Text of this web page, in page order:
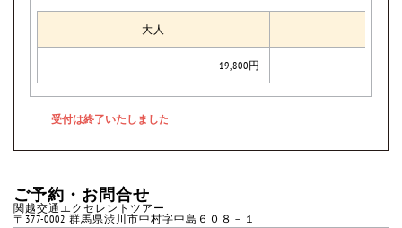
大人
19,800円
ご予約・お問合せ
関越交通エクセレントツアー
〒377-0002 群馬県渋川市中村字中島６０８－１